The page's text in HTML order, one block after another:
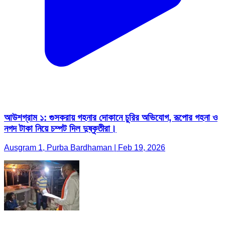
আউশগ্রাম ১: গুসকরায় গহনার দোকানে চুরির অভিযোগ, রূপোর গহনা ও
নগদ টাকা নিয়ে চম্পট দিল দুষ্কৃতীরা।
Ausgram 1, Purba Bardhaman | Feb 19, 2026